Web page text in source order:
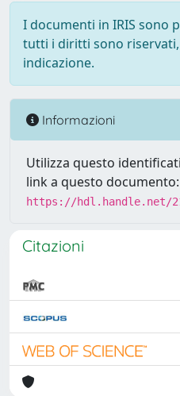
I documenti in IRIS sono
tutti i diritti sono riservati,
indicazione.
Informazioni
Utilizza questo
link a questo documento:
https://hdl.handle.net/
Citazioni